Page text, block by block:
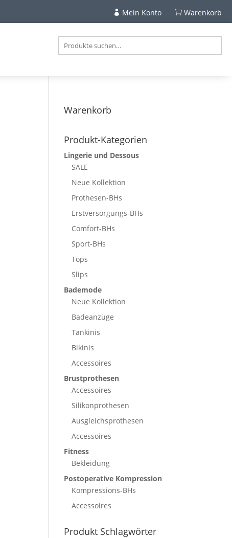
 Mein Konto  Warenkorb
Warenkorb
Produkt-Kategorien
Lingerie und Dessous
SALE
Neue Kollektion
Prothesen-BHs
Erstversorgungs-BHs
Comfort-BHs
Sport-BHs
Tops
Slips
Bademode
Neue Kollektion
Badeanzüge
Tankinis
Bikinis
Accessoires
Brustprothesen
Accessoires
Silikonprothesen
Ausgleichsprothesen
Accessoires
Fitness
Bekleidung
Postoperative Kompression
Kompressions-BHs
Accessoires
Produkt Schlagwörter